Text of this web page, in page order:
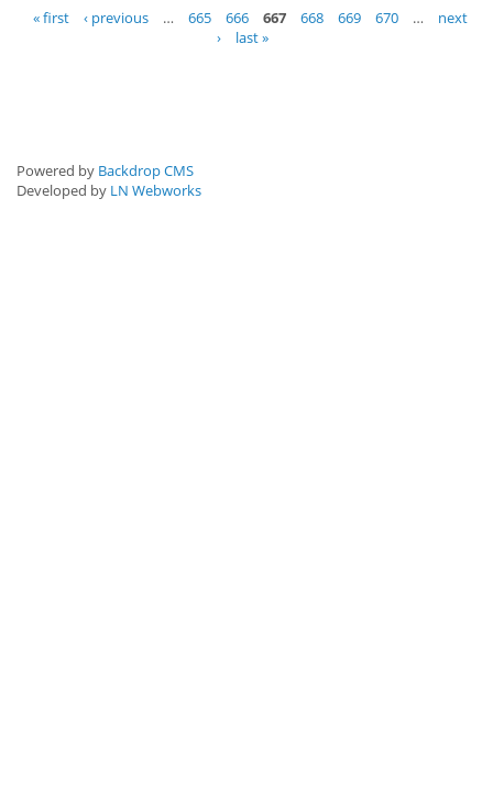
Pages
« first ‹ previous … 665 666 667 668 669 670 …
next
›
last »
Powered by Backdrop CMS
Developed by LN Webworks